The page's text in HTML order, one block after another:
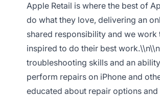
Apple Retail is where the best of
do what they love, delivering an
shared responsibility and we
inspired to do their best
troubleshooting skills and an
perform repairs on iPhone and
educated about repair options